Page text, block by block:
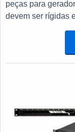
peças para
devem ser rígidas
importante que
as principais peças
d’água;